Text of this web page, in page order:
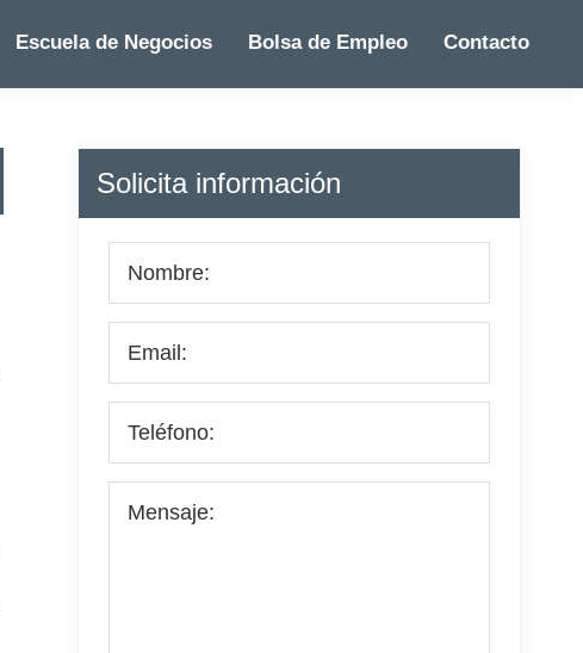
Escuela de Negocios Bolsa de Empleo Contacto
Barra
lateral
principal
Solicita información